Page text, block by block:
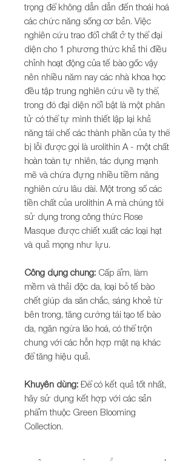
trọng để không dẫn dẫn đến thoái hoá
các chức năng sống cơ bản. Việc
nghiên cứu trao đổi chất ở ty thể đại
diện cho 1 phương thức khả thi điều
chỉnh hoạt động của tế bào gốc vậy
nên nhiều năm nay các nhà khoa học
đều tập trung nghiên cứu về ty thể,
trong đó đại diện nổi bật là một phân
tử có thể tự mình thiết lập lại khả
năng tái chế các thành phần của ty thể
bị lỗi được gọi là urolithin A - một chất
hoàn toàn tự nhiên, tác dụng mạnh
mẽ và chứa đựng nhiều tiềm năng
nghiên cứu lâu dài. Một trong số các
tiền chất của urolithin A mà chúng tôi
sử dụng trong công thức Rose
Masque được chiết xuất các loại hạt
và quả mọng như lựu.
Công dụng chung: Cấp ẩm, làm
mềm và thải độc da, loại bỏ tế bào
chết giúp da săn chắc, sáng khoẻ từ
bên trong, tăng cường tái tạo tế bào
da, ngăn ngừa lão hoá, có thể trộn
chung với các hỗn hợp mặt nạ khác
để tăng hiệu quả.
Khuyên dùng: Để có kết quả tốt nhất,
hãy sử dụng kết hợp với các sản
phẩm thuộc Green Blooming
Collection.